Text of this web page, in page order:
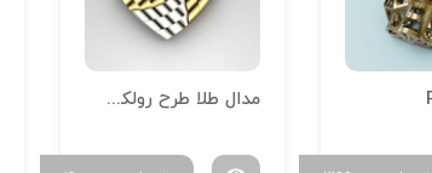
مدال طلا طرح رولکس چند تکه